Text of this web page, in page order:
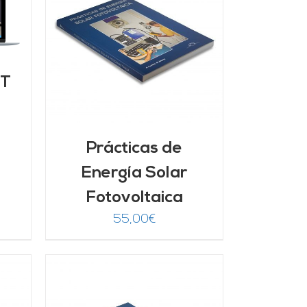
Prácticas de
Energía Solar
Fotovoltaica
55,00€